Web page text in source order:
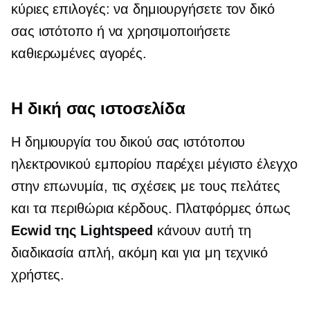
κύριες επιλογές: να δημιουργήσετε τον δικό
σας ιστότοπο ή να χρησιμοποιήσετε
καθιερωμένες αγορές.
Η δική σας ιστοσελίδα
Η δημιουργία του δικού σας ιστότοπου
ηλεκτρονικού εμπορίου παρέχει μέγιστο έλεγχο
στην επωνυμία, τις σχέσεις με τους πελάτες
και τα περιθώρια κέρδους. Πλατφόρμες όπως
Ecwid της Lightspeed κάνουν αυτή τη
διαδικασία απλή, ακόμη και για μη τεχνικό
χρήστες.